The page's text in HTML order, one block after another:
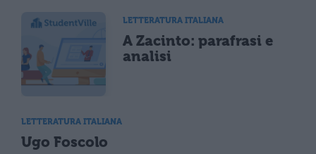
LETTERATURA ITALIANA
A Zacinto: parafrasi e
analisi
LETTERATURA ITALIANA
Ugo Foscolo